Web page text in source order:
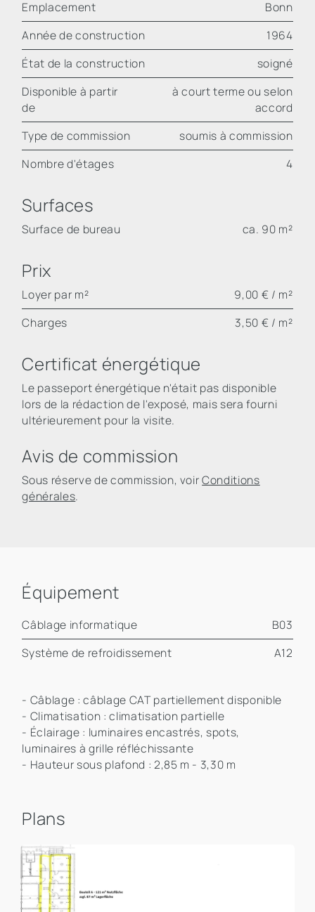
Emplacement
Bonn
Année de construction
1964
État de la construction
soigné
Disponible à partir
de
à court terme ou selon
accord
Type de commission
soumis à commission
Nombre d'étages
4
Surfaces
Surface de bureau ca. 90 m²
Prix
Loyer par m²
9,00 € / m²
Charges
3,50 € / m²
Certificat énergétique
Le passeport énergétique n'était pas disponible
lors de la rédaction de l'exposé, mais sera fourni
ultérieurement pour la visite.
Avis de commission
Sous réserve de commission, voirConditions
générales.
Équipement
Câblage informatique
B03
Système de refroidissement
A12
- Câblage : câblage CAT partiellement disponible
- Climatisation : climatisation partielle
- Éclairage : luminaires encastrés, spots,
luminaires à grille réfléchissante
- Hauteur sous plafond : 2,85 m - 3,30 m
Plans